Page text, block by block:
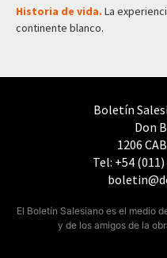
Historia de vida. La
continente blanco.
Boletín
Don
1206
Tel: +54
El Boletín Salesiano es el medio
y de los amigos de la